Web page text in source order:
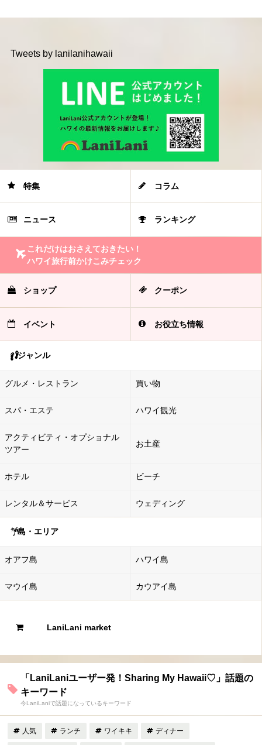
Tweets by lanilanihawaii
特集 コラム
ニュース ランキング
これだけはおさえておきたい！
ハワイ旅行前かけこみチェック
ショップ クーポン
イベント お役立ち情報
ジャンル
グルメ・レストラン 買い物
スパ・エステ ハワイ観光
アクティビティ・オプショナル
ツアー
お土産
ホテル ビーチ
レンタル＆サービス ウェディング
島・エリア
オアフ島 ハワイ島
マウイ島 カウアイ島
LaniLani market
「LaniLaniユーザー発！Sharing My Hawaii♡」話題の
キーワード
今LaniLaniで話題になっているキーワード
人気 ランチ ワイキキ ディナー